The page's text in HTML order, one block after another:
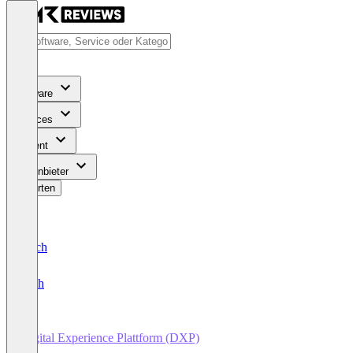
Software
Services
Content
Für Anbieter
Bewerten
Deutsch
English
Digital Experience Plattform (DXP)